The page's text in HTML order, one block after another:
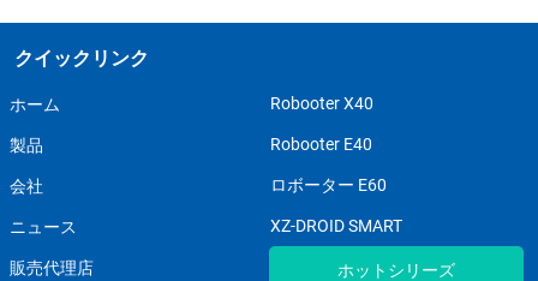
クイックリンク
ホーム
製品
会社
ニュース
販売代理店
Robooter X40
Robooter E40
ロボーター E60
XZ-DROID SMART
ホットシリーズ